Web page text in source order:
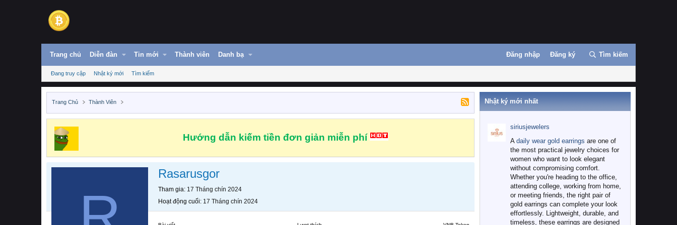
Trang chủ Diễn đàn Tin mới Thành viên Danh bạ Đăng nhập Đăng ký Tìm kiếm
Đang truy cập Nhật ký mới Tìm kiếm
Trang Chủ Thành Viên
Hướng dẫn kiếm tiền đơn giản miễn phí
Rasarusgor
Tham gia 17 Tháng chín 2024
Hoạt động cuối 17 Tháng chín 2024
Nhật ký mới nhất
siriusjewelers
A daily wear gold earrings are one of
the most practical jewelry choices for
women who want to look elegant
without compromising comfort.
Whether you're heading to the office,
attending college, working from home,
or meeting friends, the right pair of
gold earrings can complete your look
effortlessly. Lightweight, durable, and
timeless, these earrings are designed